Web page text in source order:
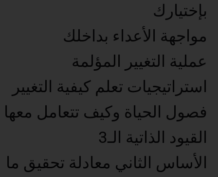
بإختيارك
مواجهة الأعداء بداخلك
عملية التغيير المؤلمة
استراتيجيات تعلم كيفية التغيير
فصول الحياة وكيف تتعامل معها
القيود الذاتية الـ3
الأساس الثاني معادلة تحقيق ما